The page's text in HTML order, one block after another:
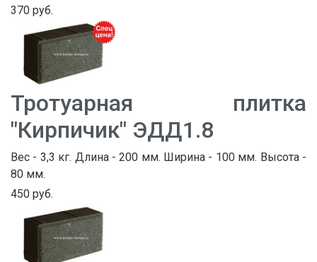
370 руб.
Тротуарная плитка
"Кирпичик" ЭДД1.8
Вес - 3,3 кг. Длина - 200 мм. Ширина - 100 мм. Высота -
80 мм.
450 руб.